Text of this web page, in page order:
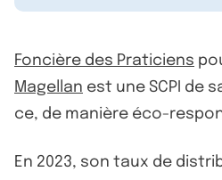
Foncière des Praticiens
Magellan est une SCPI de
ce, de manière éco-
En 2023, son taux de